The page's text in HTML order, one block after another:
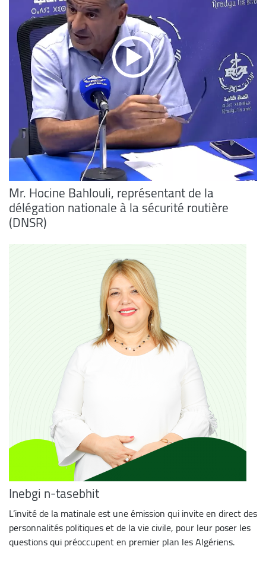
Mr. Hocine Bahlouli, représentant de la
délégation nationale à la sécurité routière
(DNSR)
Inebgi n-tasebhit
L’invité de la matinale est une émission qui invite en direct des
personnalités politiques et de la vie civile, pour leur poser les
questions qui préoccupent en premier plan les Algériens.